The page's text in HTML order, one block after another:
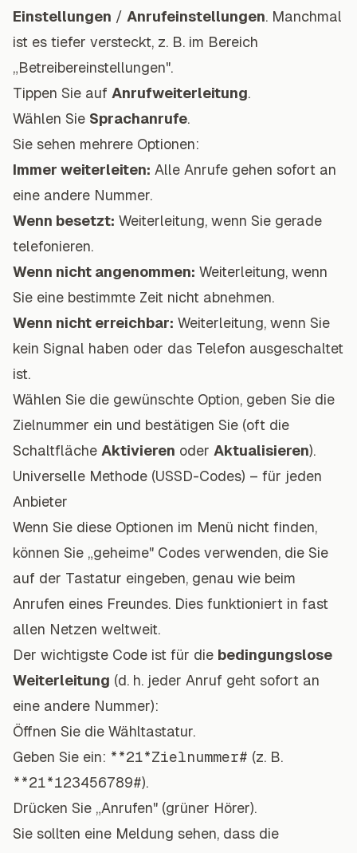
Einstellungen / Anrufeinstellungen. Manchmal
ist es tiefer versteckt, z. B. im Bereich
„Betreibereinstellungen".
Tippen Sie auf Anrufweiterleitung.
Wählen Sie Sprachanrufe.
Sie sehen mehrere Optionen:
Immer weiterleiten: Alle Anrufe gehen sofort an
eine andere Nummer.
Wenn besetzt: Weiterleitung, wenn Sie gerade
telefonieren.
Wenn nicht angenommen: Weiterleitung, wenn
Sie eine bestimmte Zeit nicht abnehmen.
Wenn nicht erreichbar: Weiterleitung, wenn Sie
kein Signal haben oder das Telefon ausgeschaltet
ist.
Wählen Sie die gewünschte Option, geben Sie die
Zielnummer ein und bestätigen Sie (oft die
Schaltfläche Aktivieren oder Aktualisieren).
Universelle Methode (USSD-Codes) – für jeden
Anbieter
Wenn Sie diese Optionen im Menü nicht finden,
können Sie „geheime" Codes verwenden, die Sie
auf der Tastatur eingeben, genau wie beim
Anrufen eines Freundes. Dies funktioniert in fast
allen Netzen weltweit.
Der wichtigste Code ist für die bedingungslose
Weiterleitung (d. h. jeder Anruf geht sofort an
eine andere Nummer):
Öffnen Sie die Wähltastatur.
Geben Sie ein: **21*Zielnummer# (z. B.
**21*123456789#).
Drücken Sie „Anrufen" (grüner Hörer).
Sie sollten eine Meldung sehen, dass die